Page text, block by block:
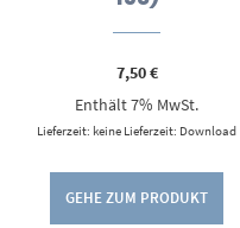
7,50€
Enthält 7% MwSt.
Lieferzeit: keine Lieferzeit: Download
GEHE ZUM PRODUKT